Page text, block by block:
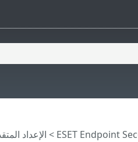
ESET Endpoint
> الإعداد